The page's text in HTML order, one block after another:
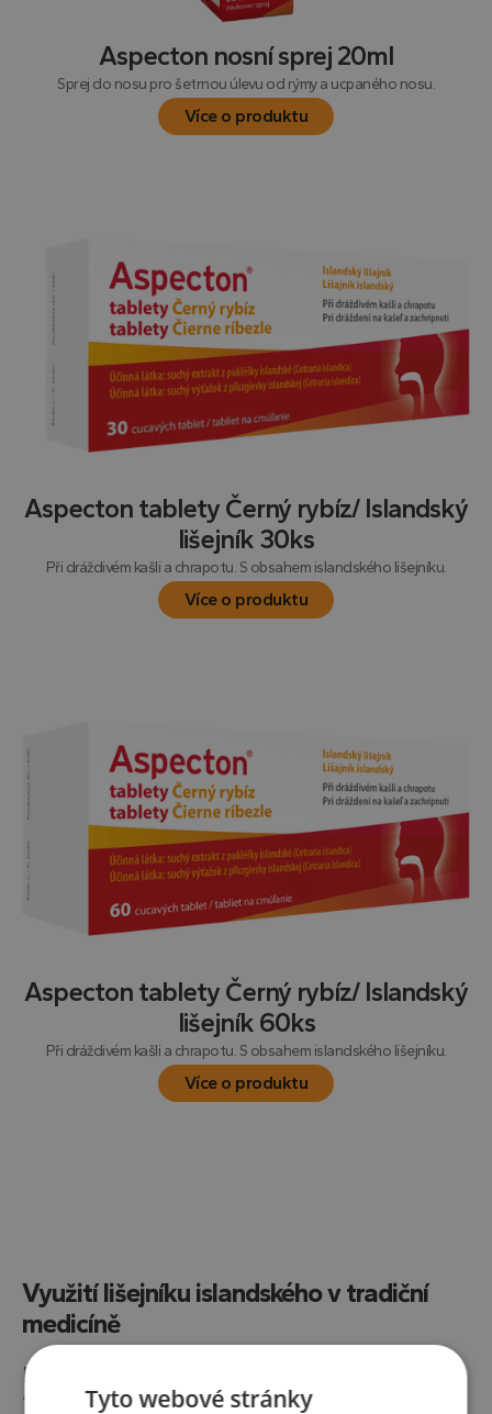
Aspecton nosní sprej 20ml
Sprej do nosu pro šetrnou úlevu od rýmy a ucpaného nosu.
Více o produktu
Aspecton tablety Černý rybíz/ Islandský
lišejník 30ks
Při dráždivém kašli a chrapotu. S obsahem islandského lišejníku.
Více o produktu
Aspecton tablety Černý rybíz/ Islandský
lišejník 60ks
Při dráždivém kašli a chrapotu. S obsahem islandského lišejníku.
Více o produktu
Využití lišejníku islandského v tradiční
medicíně
Lišejník islandský (
také jako islandský mech, patří mezi
Tyto webové stránky